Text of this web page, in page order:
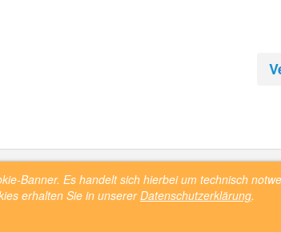
Banner. Es handelt sich hierbei um technisch
erhalten Sie in unsererDatenschutzerklärung.